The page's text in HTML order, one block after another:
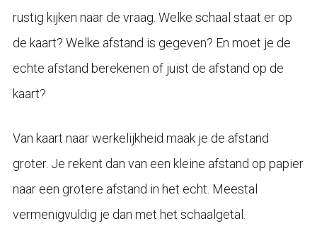
rustig kijken naar de vraag. Welke schaal staat er op
de kaart? Welke afstand is gegeven? En moet je de
echte afstand berekenen of juist de afstand op de
kaart?
Van kaart naar werkelijkheid maak je de afstand
groter. Je rekent dan van een kleine afstand op papier
naar een grotere afstand in het echt. Meestal
vermenigvuldig je dan met het schaalgetal.